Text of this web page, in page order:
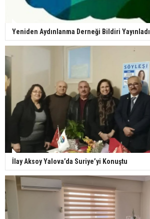
Yeniden Aydınlanma Derneği Bildiri Yayınladı
İlay Aksoy Yalova’da Suriye’yi Konuştu